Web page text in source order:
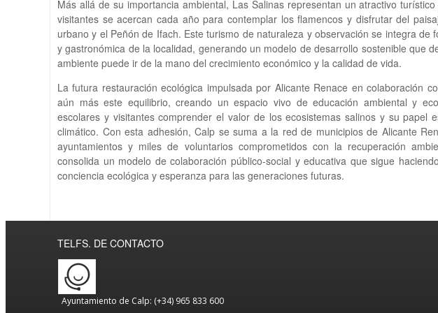
Más allá de su importancia ambiental, Las Salinas representan un atractivo
visitantes se acercan cada año para contemplar los flamencos y disfrutar del
urbano y el Peñón de Ifach. Este turismo de naturaleza y observación se integra de
y gastronómica de la localidad, generando un modelo de desarrollo sostenible que
ambiente puede ir de la mano del crecimiento económico y la calidad de vida.
La futura restauración ecológica impulsada por Alicante Renace en colaboración
aún más este equilibrio, creando un espacio vivo de educación ambiental y
escolares y visitantes comprender el valor de los ecosistemas salinos y su papel
climático. Con esta adhesión, Calp se suma a la red de municipios de Alicante
ayuntamientos y miles de voluntarios comprometidos con la recuperación
consolida un modelo de colaboración público-social y educativa que sigue
conciencia ecológica y esperanza para las generaciones futuras.
TELFS. DE CONTACTO
Ayuntamiento de Calp: (+34) 965 833 600